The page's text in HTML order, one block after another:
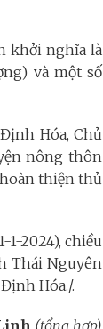
khởi nghĩa là
và một số
Hóa, Chủ
nông thôn
hoàn thiện thủ
2024), chiều
Thái Nguyên
Hóa./.